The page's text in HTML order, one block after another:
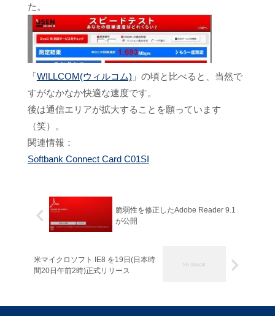
た。
「WILLCOM(ウィルコム) 」の頃と比べると、当然で
すがなかなか快適な速度です。
後は通信エリアが拡大することを願っています
（笑）。
関連情報：
Softbank Connect Card C01SI
脆弱性を修正したAdobe Reader 9.1
が公開
米マイクロソフト IE8 を19日(日本時
間20日午前2時)正式リリース